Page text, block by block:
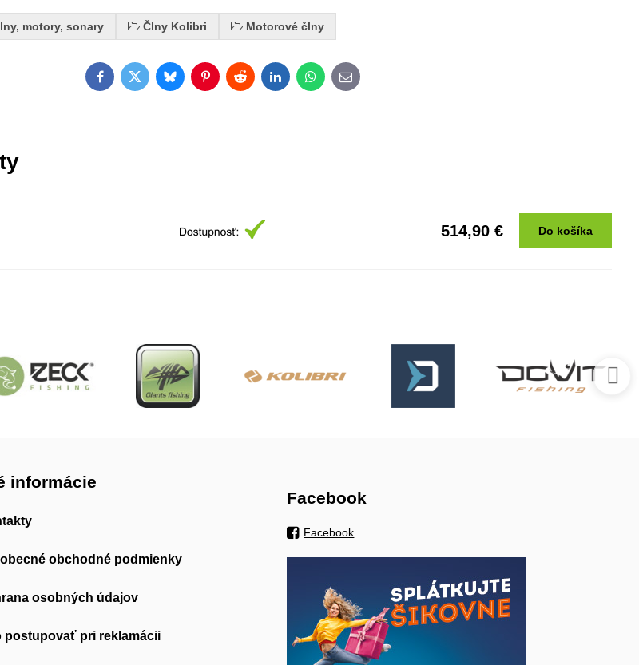
motory, sonary Člny Kolibri Motorové člny
FacebookTwitterBlueskyPinterestRedditLinkedInWhatsApp
E-
mail
514,90 € Do košíka
informácie
obchodné podmienky
osobných údajov
postupovať pri reklamácii
Facebook
Facebook